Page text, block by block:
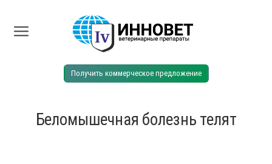
Получить коммерческое предложение
Беломышечная болезнь телят